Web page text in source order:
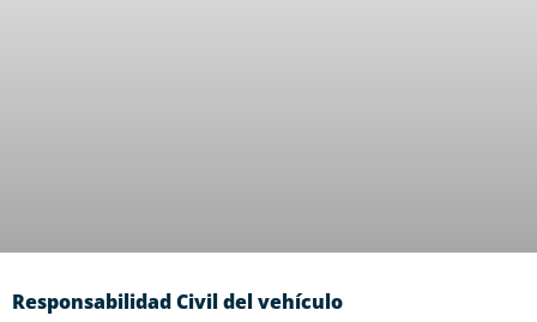
Responsabilidad Civil del vehículo